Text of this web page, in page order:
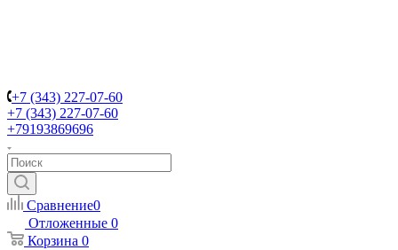
+7 (343) 227-07-60
+7 (343) 227-07-60
+79193869696
Сравнение0
Отложенные 0
Корзина 0